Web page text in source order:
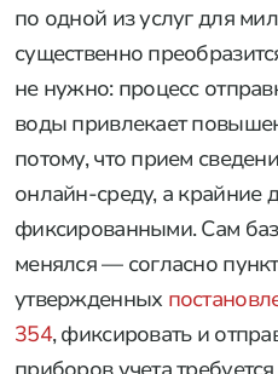
по одной из услуг для
существенно
не нужно: процесс
воды привлекает
потому, что прием
онлайн-среду, а крайние
фиксированными. Сам
менялся — согласно
утвержденных
354, фиксировать и